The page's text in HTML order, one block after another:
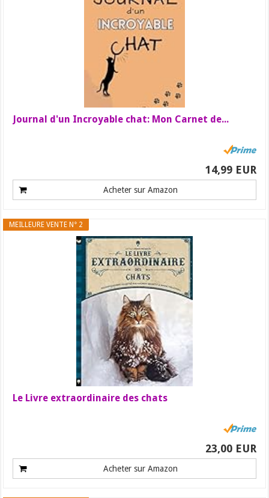
Journal d'un Incroyable chat: Mon Carnet de...
14,99 EUR
Acheter sur Amazon
MEILLEURE VENTE N° 2
Le Livre extraordinaire des chats
23,00 EUR
Acheter sur Amazon